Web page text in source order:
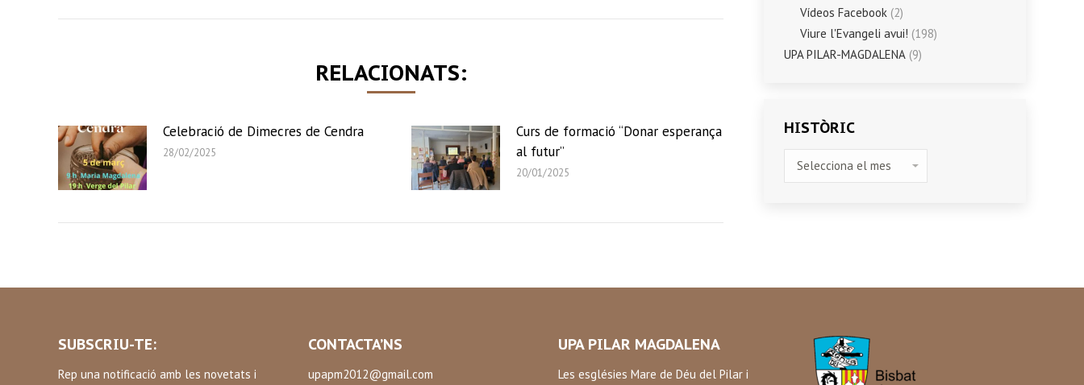
RELACIONATS:
Celebració de Dimecres de Cendra
28/02/2025
Curs de formació “Donar esperança
al futur”
20/01/2025
Vídeos Facebook (2)
Viure l'Evangeli avui! (198)
UPA PILAR-MAGDALENA (9)
HISTÒRIC
SUBSCRIU-TE:
Rep una notificació amb les novetats i
CONTACTA’NS
upapm2012@gmail.com
UPA PILAR MAGDALENA
Les esglésies Mare de Déu del Pilar i